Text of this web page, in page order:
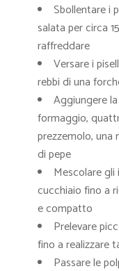
Sbollentare i
salata per circa
raffreddare
Versare i
rebbi di una
Aggiungere
formaggio,
prezzemolo, una
di pepe
Mescolare
cucchiaio fino a
e compatto
Prelevare
fino a realizzare
Passare le